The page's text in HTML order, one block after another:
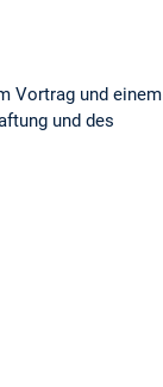
Vortrag und einem
und des